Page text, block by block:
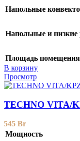
Напольные
Напольные и низкие
Площадь помещения
В корзину
Просмотр
TECHNO VITA/
545 Br
Мощность